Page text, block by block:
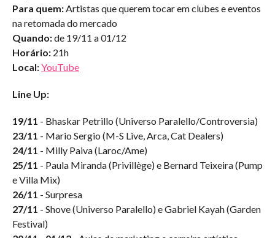
Para quem:Artistas que querem tocar em clubes e eventos
na retomada do mercado
Quando:de 19/11 a 01/12
Horário: 21h
Local:YouTube
Line Up:
19/11 - Bhaskar Petrillo (Universo Paralello/Controversia)
23/11 - Mario Sergio (M-S Live, Arca, Cat Dealers)
24/11 - Milly Paiva (Laroc/Ame)
25/11 - Paula Miranda (Privillège) e Bernard Teixeira (Pump
e Villa Mix)
26/11 - Surpresa
27/11 - Shove (Universo Paralello) e Gabriel Kayah (Garden
Festival)